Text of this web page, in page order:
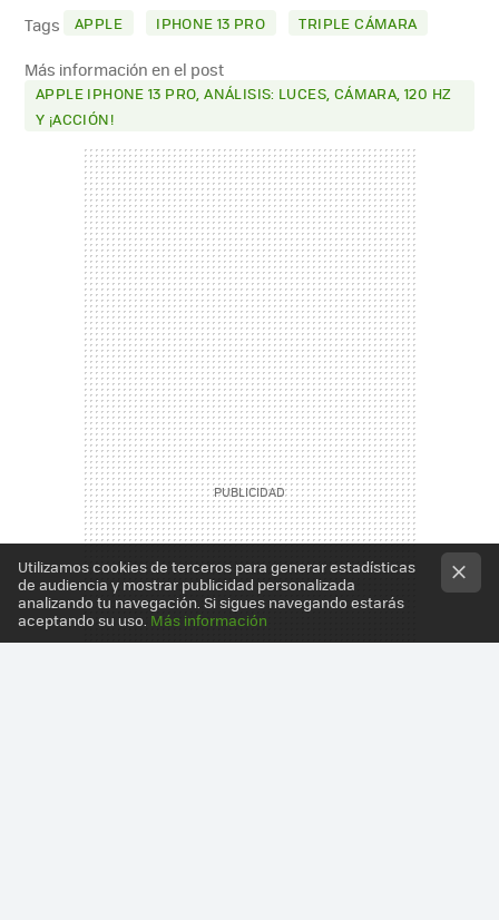
MAIL
Tags APPLE IPHONE 13 PRO TRIPLE CÁMARA
Más información en el post
APPLE IPHONE 13 PRO, ANÁLISIS: LUCES, CÁMARA, 120 HZ
Y ¡ACCIÓN!
Utilizamos cookies de terceros para generar estadísticas
de audiencia y mostrar publicidad personalizada
analizando tu navegación. Si sigues navegando estarás
aceptando su uso. Más información